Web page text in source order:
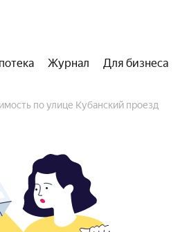
Журнал Для бизнеса
по улице Кубанский проезд